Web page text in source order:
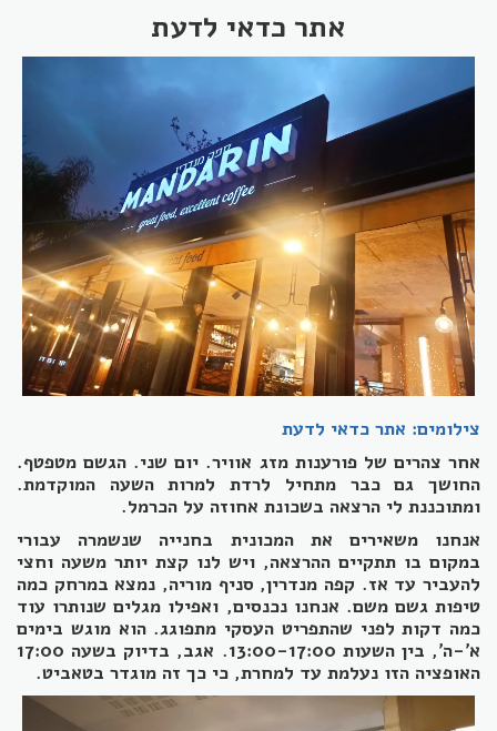
אתר כדאי לדעת
צילומים: אתר כדאי לדעת
אחר צהרים של פורענות מזג אוויר. יום שני. הגשם מטפטף.
החושך גם כבר מתחיל לרדת למרות השעה המוקדמת.
ומתוכננת לי הרצאה בשכונת אחוזה על הכרמל.
אנחנו משאירים את המכונית בחנייה שנשמרה עבורי
במקום בו תתקיים ההרצאה, ויש לנו קצת יותר משעה וחצי
להעביר עד אז. קפה מנדרין, סניף מוריה, נמצא במרחק כמה
טיפות גשם משם. אנחנו נכנסים, ואפילו מגלים שנותרו עוד
כמה דקות לפני שהתפריט העסקי מתפוגג. הוא מוגש בימים
א'-ה', בין השעות 13:00-17:00. אגב, בדיוק בשעה 17:00
האופציה הזו נעלמת עד למחרת, כי כך זה מוגדר בטאביט.